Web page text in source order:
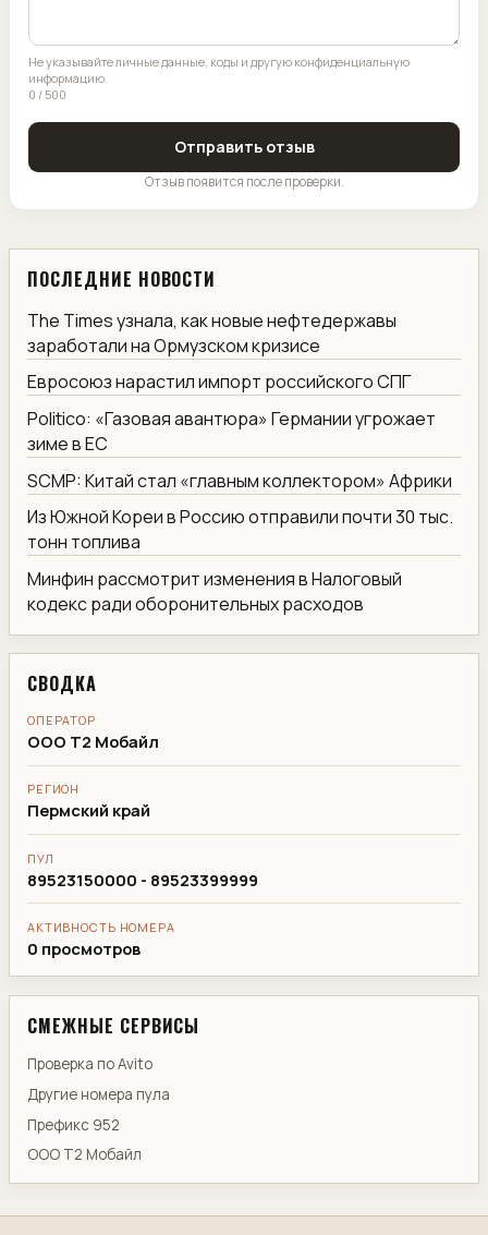
Не указывайте личные данные, коды и другую конфиденциальную
информацию.
0 / 500
Отправить отзыв
Отзыв появится после проверки.
ПОСЛЕДНИЕ НОВОСТИ
The Times узнала, как новые нефтедержавы
заработали на Ормузском кризисе
Евросоюз нарастил импорт российского СПГ
Politico: «Газовая авантюра» Германии угрожает
зиме в ЕС
SCMP: Китай стал «главным коллектором» Африки
Из Южной Кореи в Россию отправили почти 30 тыс.
тонн топлива
Минфин рассмотрит изменения в Налоговый
кодекс ради оборонительных расходов
СВОДКА
ОПЕРАТОР
ООО Т2 Мобайл
РЕГИОН
Пермский край
ПУЛ
89523150000 - 89523399999
АКТИВНОСТЬ НОМЕРА
0 просмотров
СМЕЖНЫЕ СЕРВИСЫ
Проверка по Avito
Другие номера пула
Префикс 952
ООО Т2 Мобайл